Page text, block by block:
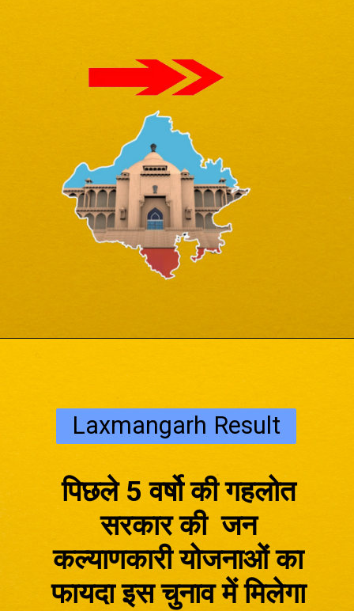
Laxmangarh Result
पिछले 5 वर्षो की गहलोत
सरकार की जन
कल्याणकारी योजनाओं का
फायदा इस चुनाव में मिलेगा